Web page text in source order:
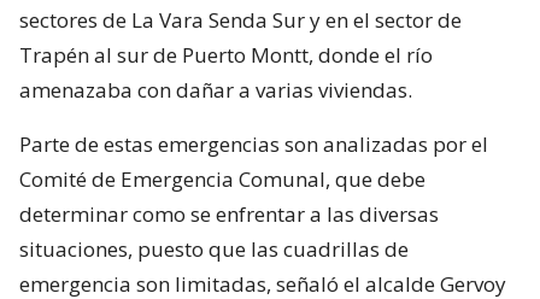
sectores de La Vara Senda Sur y en el sector de
Trapén al sur de Puerto Montt, donde el río
amenazaba con dañar a varias viviendas.
Parte de estas emergencias son analizadas por el
Comité de Emergencia Comunal, que debe
determinar como se enfrentar a las diversas
situaciones, puesto que las cuadrillas de
emergencia son limitadas, señaló el alcalde Gervoy